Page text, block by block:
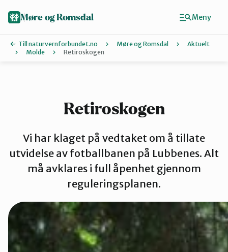
Aure
Molde
Ørsta og
Møre og Romsdal
Till naturvernforbundet.no Møre og Romsdal
Aktuelt
Molde
Retiroskogen
Retiroskogen
Vi har klaget på vedtaket om å tillate
utvidelse av fotballbanen på Lubbenes. Alt
må avklares i full åpenhet gjennom
reguleringsplanen.